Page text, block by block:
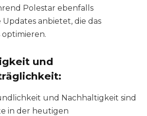
Polestar ebenfalls
anbietet, die das
und
und Nachhaltigkeit sind
in der heutigen